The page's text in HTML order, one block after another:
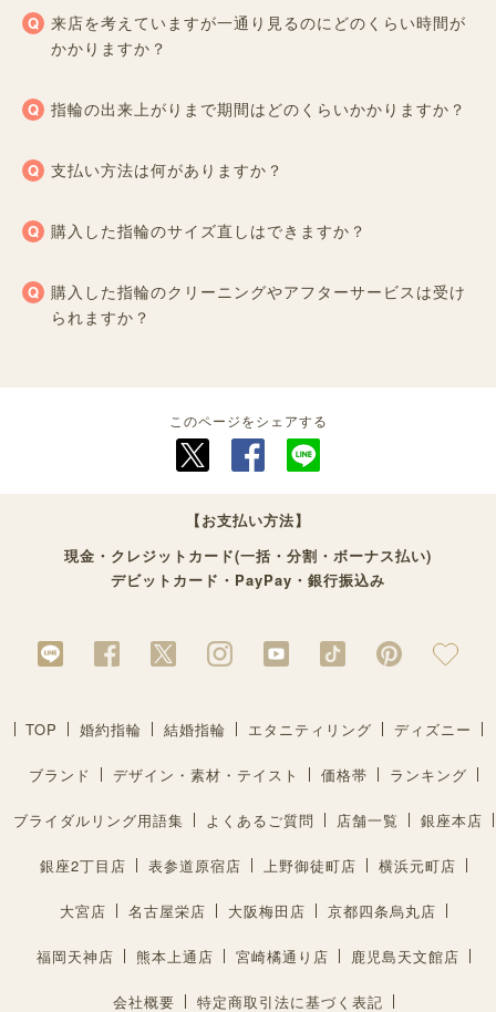
来店を考えていますが一通り見るのにどのくらい時間が
かかりますか？
指輪の出来上がりまで期間はどのくらいかかりますか？
支払い方法は何がありますか？
購入した指輪のサイズ直しはできますか？
購入した指輪のクリーニングやアフターサービスは受け
られますか？
このページをシェアする
【お支払い方法】
現金・クレジットカード(一括・分割・ボーナス払い)
デビットカード・PayPay・銀行振込み
TOP 婚約指輪 結婚指輪 エタニティリング ディズニー
ブランド デザイン・素材・テイスト 価格帯 ランキング
ブライダルリング用語集 よくあるご質問 店舗一覧 銀座本店
銀座2丁目店 表参道原宿店 上野御徒町店 横浜元町店
大宮店 名古屋栄店 大阪梅田店 京都四条烏丸店
福岡天神店 熊本上通店 宮崎橘通り店 鹿児島天文館店
会社概要 特定商取引法に基づく表記